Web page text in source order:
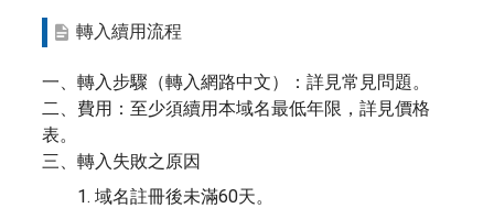
轉入續用流程
一、轉入步驟（轉入網路中文）：詳見常見問題。
二、費用：至少須續用本域名最低年限，詳見價格
表。
三、轉入失敗之原因
1. 域名註冊後未滿60天。